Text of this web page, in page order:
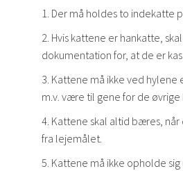
1. Der må holdes to indekatte
2. Hvis kattene er hankatte,
dokumentation for, at de er
3. Kattene må ikke ved
m.v. være til gene for de
4. Kattene skal altid bæres,
fra lejemålet.
5. Kattene må ikke opholde